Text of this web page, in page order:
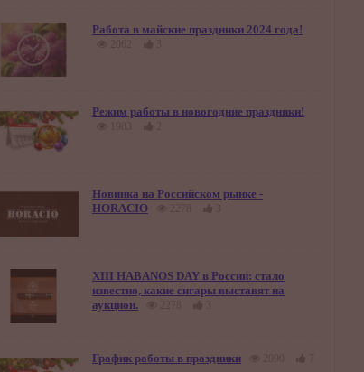
Работа в майские праздники 2024 года!
Режим работы в новогодние праздники!
Новинка на Российском рынке -
HORACIO
XIII HABANOS DAY в России: стало
известно, какие сигары выставят на
аукцион.
График работы в праздники